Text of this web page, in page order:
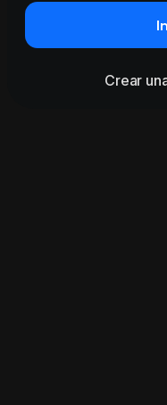
Crear